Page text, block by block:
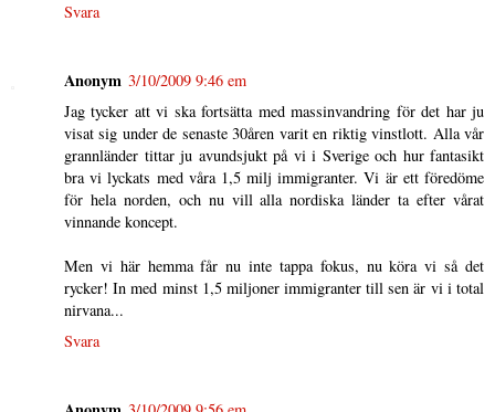
Svara
Anonym 3/10/2009 9:46 em
Jag tycker att vi ska fortsätta med massinvandring för det har ju
visat sig under de senaste 30åren varit en riktig vinstlott. Alla vår
grannländer tittar ju avundsjukt på vi i Sverige och hur fantasikt
bra vi lyckats med våra 1,5 milj immigranter. Vi är ett föredöme
för hela norden, och nu vill alla nordiska länder ta efter vårat
vinnande koncept.
Men vi här hemma får nu inte tappa fokus, nu köra vi så det
rycker! In med minst 1,5 miljoner immigranter till sen är vi i total
nirvana...
Svara